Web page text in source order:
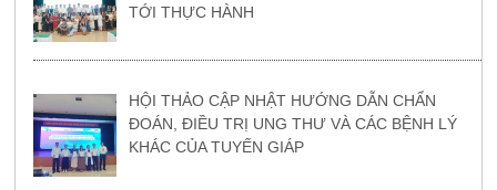
TỚI THỰC HÀNH
HỘI THẢO CẬP NHẬT HƯỚNG DẪN CHẨN
ĐOÁN, ĐIỀU TRỊ UNG THƯ VÀ CÁC BỆNH LÝ
KHÁC CỦA TUYẾN GIÁP